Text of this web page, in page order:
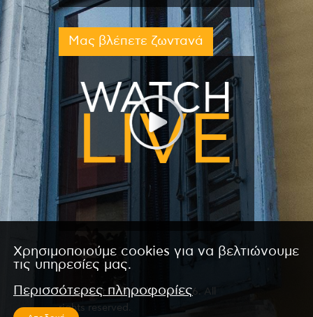
Μας βλέπετε ζωντανά
Copyright © 2026 by Kanali 6. All
rights reserved.
Χρησιμοποιούμε cookies για να βελτιώνουμε
τις υπηρεσίες μας.
Περισσότερες πληροφορίες